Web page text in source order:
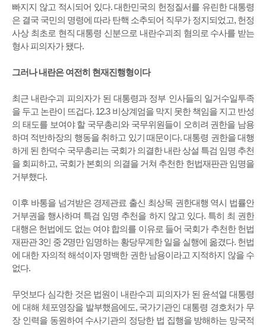
빠지지 않고 적시되어 있다. 대한민국의 헌정질서를 유린한 대통령
은 결국 국민의 명령에 따라 탄핵 소추되어 직무가 정지되었고, 헌정
사상 최초로 현직 대통령 신분으로 내란수괴죄 혐의로 수사를 받는
형사 피의자가 됐다.
그러나 내란은 여전히 현재진행형이다
최근 내란수괴 피의자가 된 대통령과 정부 인사들의 일거수일투족
을 두고 논란이 뜨겁다. 12.3 비상계엄을 막지 못한 책임을 지고 반성
의 태도를 보여야 할 국무총리와 국무위원들이 오히려 권한을 남용
하며 적반하장의 행동을 취하고 있기 때문이다. 대통령 권한을 대행
하게 된 한덕수 국무총리는 국회가 의결한 내란 상설 특검 임명 추천
을 회피하고, 국회가 본회의 의결을 거쳐 추천한 헌법재판관 임명을
거부했다.
이후 바통을 넘겨받은 경제관료 출신 최상목 권한대행 역시 법률안
거부권을 행사하며 특검 임명 추천을 하지 않고 있다. 특히 최 권한
대행은 헌법에도 없는 여야 합의를 이유로 들어 국회가 추천한 헌법
재판관 3인 중 2명만 임명하는 황당무계한 일을 실행에 옮겼다. 헌법
에 대한 자의적 해석이자 명백한 권한 남용이라고 지적하지 않을 수
없다.
무엇보다 심각한 것은 법원이 내란수괴 피의자가 된 윤석열 대통령
에 대해 체포영장을 발부했음에도, 국가기관인 대통령 경호처가 무
장 인력을 동원하여 수사기관의 정당한 법 집행을 방해하는 망국적